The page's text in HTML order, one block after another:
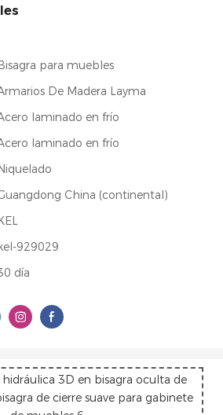
para muebles
De Madera Layma
laminado en frío
laminado en frío
China (continental)
929029
día